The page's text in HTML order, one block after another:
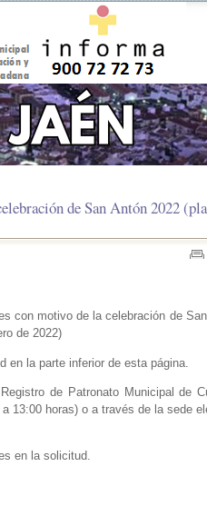
de San Antón 2022
con motivo de la celebración de
de 2022)
en la parte inferior de esta página.
de Patronato Municipal de
13:00 horas) o a través de la sede
en la solicitud.